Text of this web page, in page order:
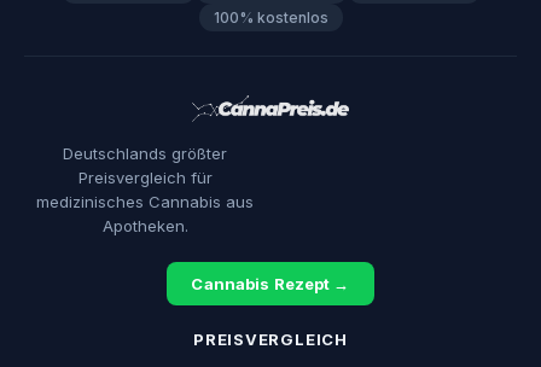
100% kostenlos
Deutschlands größter
Preisvergleich für
medizinisches Cannabis aus
Apotheken.
Cannabis Rezept →
PREISVERGLEICH